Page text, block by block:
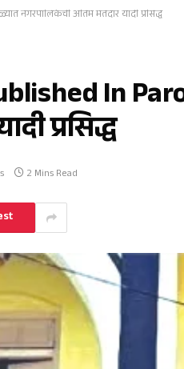
नगरपालिकेची अंतिम मतदार यादी प्रसिद्ध
In
प्रसिद्ध
2 Mins Read